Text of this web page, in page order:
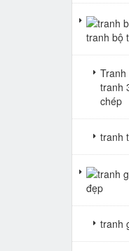
tranh bộ
tranh
chép
tranh
đẹp
tranh